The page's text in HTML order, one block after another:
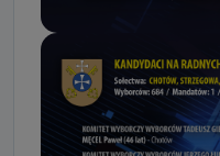
Kiedy i komu
Państwa dane?
Telewizja Kablowa Pro-Art
Ostrów Wielkopolski (63-
przekazuje Państwa
trzecim, jak również nie są